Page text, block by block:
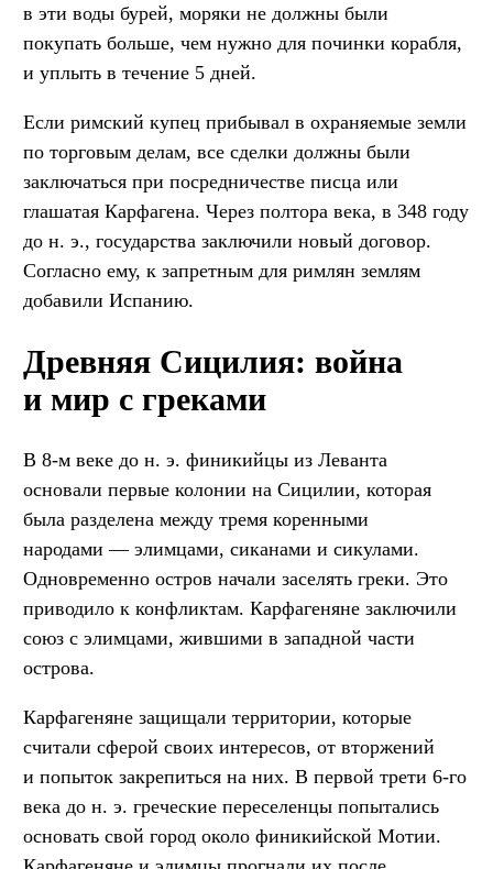
в эти воды бурей, моряки не должны были
покупать больше, чем нужно для починки корабля,
и уплыть в течение 5 дней.
Если римский купец прибывал в охраняемые земли
по торговым делам, все сделки должны были
заключаться при посредничестве писца или
глашатая Карфагена. Через полтора века, в 348 году
до н. э., государства заключили новый договор.
Согласно ему, к запретным для римлян землям
добавили Испанию.
Древняя Сицилия: война
и мир с греками
В 8-м веке до н. э. финикийцы из Леванта
основали первые колонии на Сицилии, которая
была разделена между тремя коренными
народами — элимцами, сиканами и сикулами.
Одновременно остров начали заселять греки. Это
приводило к конфликтам. Карфагеняне заключили
союз с элимцами, жившими в западной части
острова.
Карфагеняне защищали территории, которые
считали сферой своих интересов, от вторжений
и попыток закрепиться на них. В первой трети 6-го
века до н. э. греческие переселенцы попытались
основать свой город около финикийской Мотии.